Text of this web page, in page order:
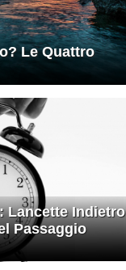
Le Quattro
Lancette Indietro
Passaggio